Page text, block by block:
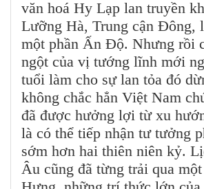
văn hoá Hy Lạp lan truyền
Lưỡng Hà, Trung cận Đông,
một phần Ấn Độ. Nhưng rồi
ngột của vị tướng lĩnh mới
tuổi làm cho sự lan tỏa đó
không chắc hẳn Việt Nam
đã được hưởng lợi từ xu
là có thể tiếp nhận tư tưởng
sớm hơn hai thiên niên kỷ.
Âu cũng đã từng trải qua